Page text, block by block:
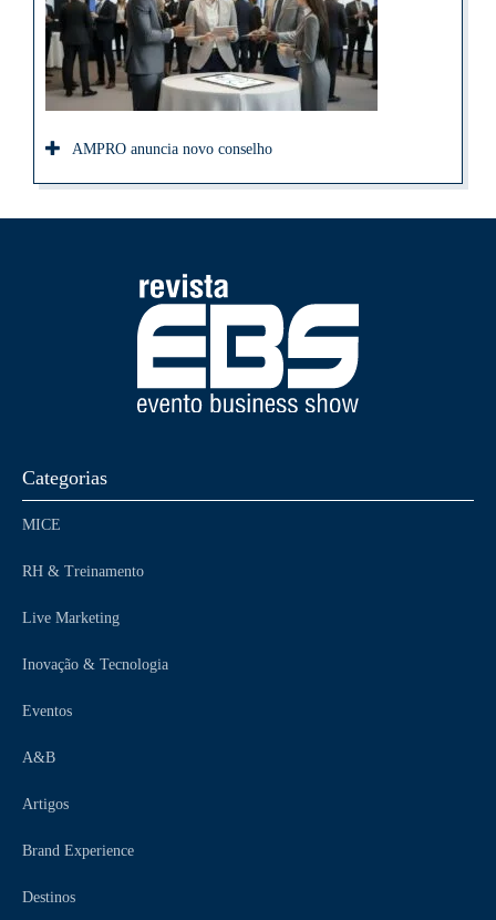
AMPRO anuncia novo conselho
Categorias
MICE
RH & Treinamento
Live Marketing
Inovação & Tecnologia
Eventos
A&B
Artigos
Brand Experience
Destinos